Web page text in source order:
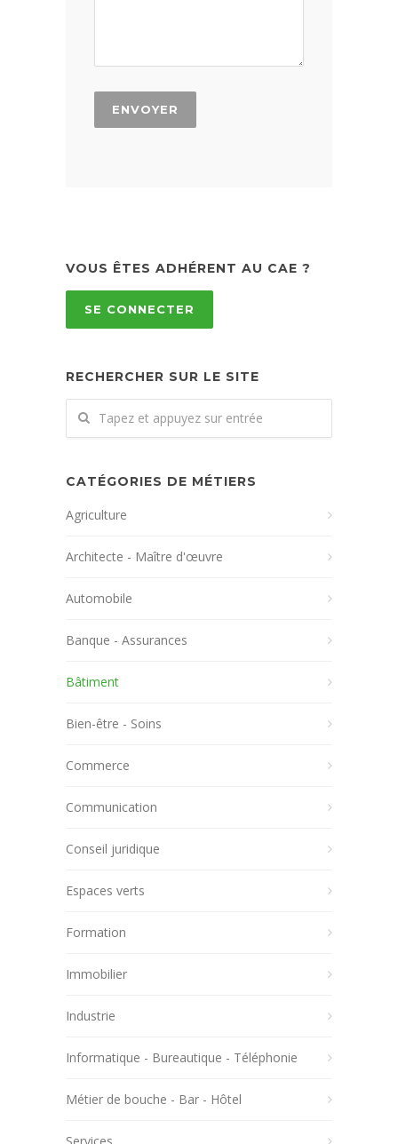
VOUS ÊTES ADHÉRENT AU CAE ?
SE CONNECTER
RECHERCHER SUR LE SITE
CATÉGORIES DE MÉTIERS
Agriculture
Architecte - Maître d'œuvre
Automobile
Banque - Assurances
Bâtiment
Bien-être - Soins
Commerce
Communication
Conseil juridique
Espaces verts
Formation
Immobilier
Industrie
Informatique - Bureautique - Téléphonie
Métier de bouche - Bar - Hôtel